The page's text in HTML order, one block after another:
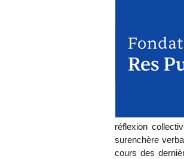
réflexion
surenchère
cours des